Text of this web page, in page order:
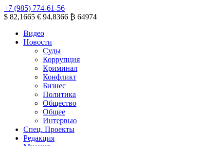
+7 (985) 774-61-56
$ 82,1665 € 94,8366 ₿ 64974
Видео
Новости
Суды
Коррупция
Криминал
Конфликт
Бизнес
Политика
Общество
Общее
Интервью
Спец. Проекты
Редакция